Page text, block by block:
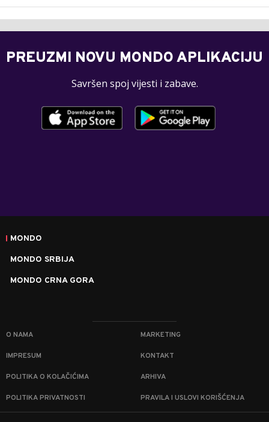
PREUZMI NOVU MONDO APLIKACIJU
Savršen spoj vijesti i zabave.
MONDO
MONDO SRBIJA
MONDO CRNA GORA
O NAMA MARKETING
IMPRESUM KONTAKT
POLITIKA O KOLAČIĆIMA ARHIVA
POLITIKA PRIVATNOSTI PRAVILA I USLOVI KORIŠĆENJA